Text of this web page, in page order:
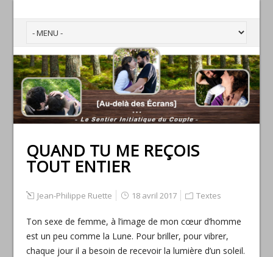
QUAND TU ME REÇOIS
TOUT ENTIER
Jean-Philippe Ruette 18 avril 2017 Textes
Ton sexe de femme, à l’image de mon cœur d’homme
est un peu comme la Lune. Pour briller, pour vibrer,
chaque jour il a besoin de recevoir la lumière d’un soleil.